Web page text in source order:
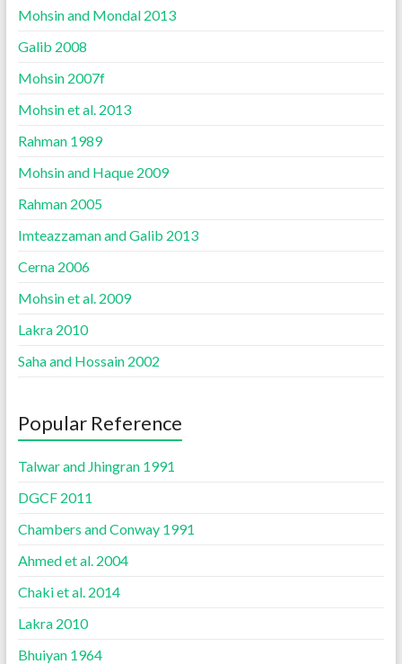
Mohsin and Mondal 2013
Galib 2008
Mohsin 2007f
Mohsin et al. 2013
Rahman 1989
Mohsin and Haque 2009
Rahman 2005
Imteazzaman and Galib 2013
Cerna 2006
Mohsin et al. 2009
Lakra 2010
Saha and Hossain 2002
Popular Reference
Talwar and Jhingran 1991
DGCF 2011
Chambers and Conway 1991
Ahmed et al. 2004
Chaki et al. 2014
Lakra 2010
Bhuiyan 1964